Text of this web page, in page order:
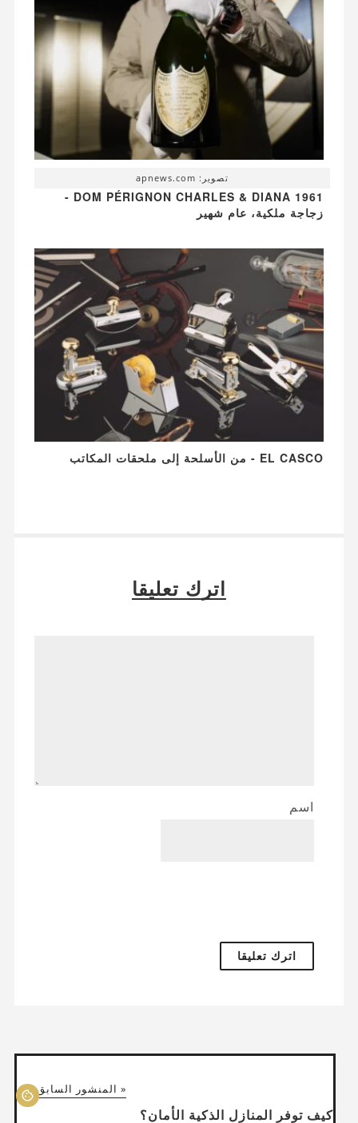
تصوير: apnews.com
DOM PÉRIGNON CHARLES & DIANA 1961 -
زجاجة ملكية، عام شهير
EL CASCO - من الأسلحة إلى ملحقات المكاتب
اترك تعليقا
اسم
« المنشور السابق
كيف توفر المنازل الذكية الأمان؟